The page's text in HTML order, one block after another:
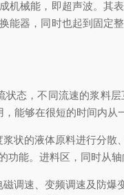
机械能，即超声波。其
能器，同时也起到固定
，不同流速的浆料层
能够在很短的时间内
的液体原料进行分散
能。进料区，同时从轴
速、变频调速及防爆